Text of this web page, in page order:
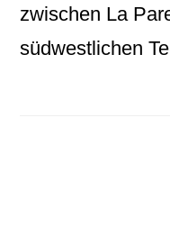
zwischen La
südwestlichen